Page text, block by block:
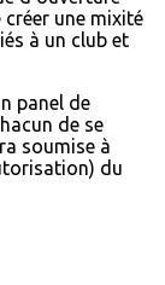
une mixité
à un club et
panel de
de se
soumise à
du